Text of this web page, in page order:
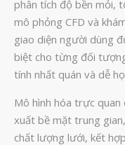
phân tích độ bền mỏi,
mô phỏng CFD và
giao diện người dùng
biệt cho từng đối
tính nhất quán và dễ
Mô hình hóa trực
xuất bề mặt trung
chất lượng lưới, kết